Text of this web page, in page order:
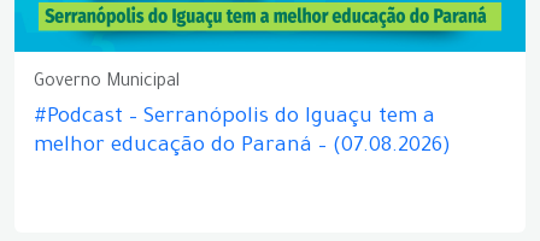
Governo Municipal
#Podcast – Serranópolis do Iguaçu tem a
melhor educação do Paraná – (07.08.2026)